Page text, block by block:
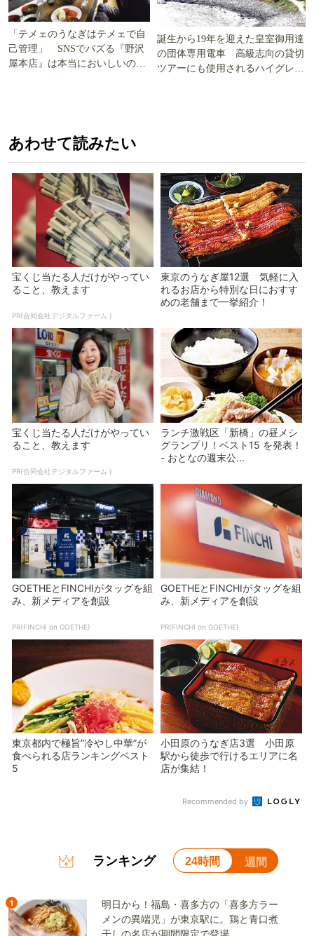
「テメェのうなぎはテメェで自
己管理」 SNSでバズる『野沢
屋本店』は本当においしいの
誕生から19年を迎えた皇室御用達
の団体専用電車 高級志向の貸切
ツアーにも使用されるハイグレー
あわせて読みたい
宝くじ当たる人だけがやってい
ること、教えます
PR(合同会社デジタルファーム )
東京のうなぎ屋12選 気軽に入
れるお店から特別な日におすす
めの老舗まで一挙紹介！
宝くじ当たる人だけがやってい
ること、教えます
PR(合同会社デジタルファーム )
ランチ激戦区「新橋」の昼メシ
グランプリ！ベスト15 を発表！
- おとなの週末公...
GOETHEとFINCHIがタッグを組
み、新メディアを創設
PR(FINCHI on GOETHE)
GOETHEとFINCHIがタッグを組
み、新メディアを創設
PR(FINCHI on GOETHE)
東京都内で極旨”冷やし中華”が
食べられる店ランキングベスト
5
小田原のうなぎ店3選 小田原
駅から徒歩で行けるエリアに名
店が集結！
Recommended by
ランキング 24時間 週間
1
明日から！福島・喜多方の「喜多方ラー
メンの異端児」が東京駅に。鶏と青口煮